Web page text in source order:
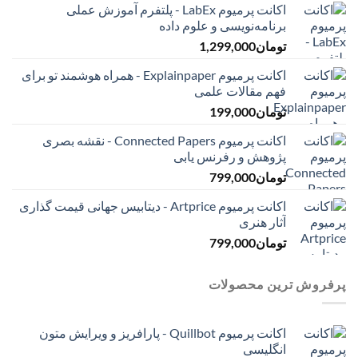
اکانت پرمیوم LabEx - پلتفرم آموزش عملی
برنامه‌نویسی و علوم داده
تومان1,299,000
اکانت پرمیوم Explainpaper - همراه هوشمند تو برای
فهم مقالات علمی
تومان199,000
اکانت پرمیوم Connected Papers - نقشه بصری
پژوهش و رفرنس یابی
تومان799,000
اکانت پرمیوم Artprice - دیتابیس جهانی قیمت ‌گذاری
آثار هنری
تومان799,000
پرفروش ترین محصولات
اکانت پرمیوم Quillbot - پارافریز و ویرایش متون
انگلیسی